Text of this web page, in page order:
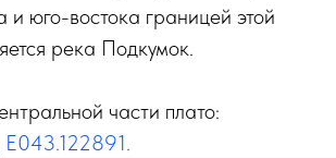
и юго-востока границей этой
река Подкумок.
части плато: